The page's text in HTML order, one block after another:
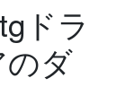
ドラ
ダ